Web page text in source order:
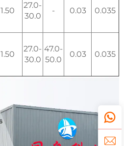
1.50
27.0-
30.0
- 0.03 0.035
1.50
27.0-
30.0
47.0-
50.0
0.03 0.035